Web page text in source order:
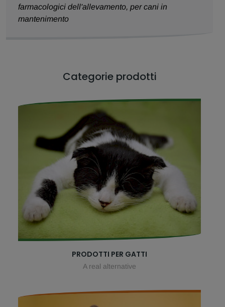
farmacologici dell'allevamento, per cani in
mantenimento
Categorie prodotti
PRODOTTI PER GATTI
A real alternative